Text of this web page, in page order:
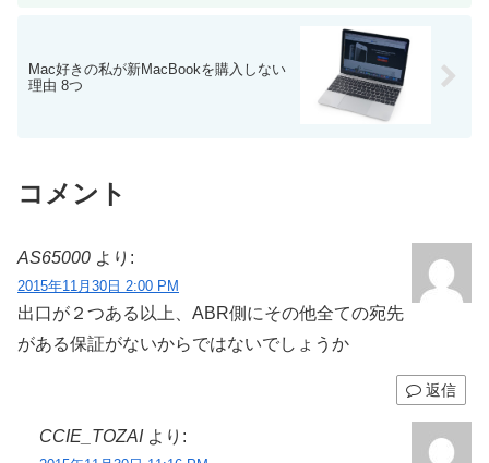
Mac好きの私が新MacBookを購入しない
理由 8つ
コメント
AS65000 より:
2015年11月30日 2:00 PM
出口が２つある以上、ABR側にその他全ての宛先
がある保証がないからではないでしょうか
返信
CCIE_TOZAI より: